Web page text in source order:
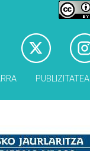
PUBLIZITATEA